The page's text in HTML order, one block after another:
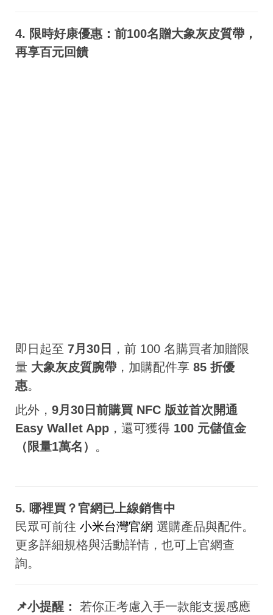
4. 限時好康優惠：前100名贈大象灰皮質帶，
再享百元回饋
即日起至 7月30日
，前 100 名購買者加贈限
量 大象灰皮質腕帶 ，加購配件享 85 折優
惠。
此外， 9月30日前購買 NFC 版並首次開通
Easy Wallet App ，還可獲得 100 元儲值金
（限量1萬名） 。
5. 哪裡買？官網已上線銷售中
民眾可前往 小米台灣官網 選購產品與配件。
更多詳細規格與活動詳情，也可上官網查
詢。
📌小提醒：
若你正考慮入手一款能支援感應